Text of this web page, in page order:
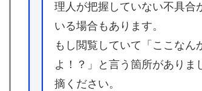
理人が把握していない不具合
いる場合もあります。
もし閲覧していて「ここなん
よ！？」と言う箇所がありま
摘ください。